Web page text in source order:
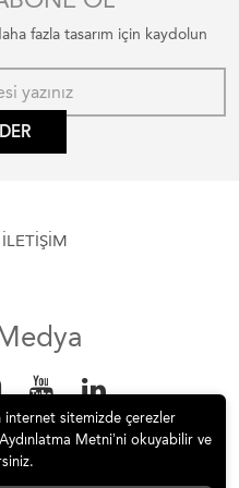
fazla tasarım için kaydolun
İLETİŞİM
internet sitemizde çerezler
Metni’ni okuyabilir ve